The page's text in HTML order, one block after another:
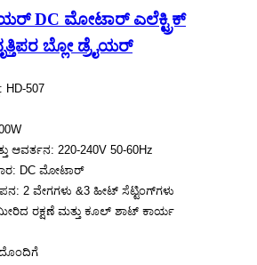
DC ಮೋಟಾರ್ ಎಲೆಕ್ಟ್ರಿಕ್
ಬ್ಲೋ ಡ್ರೈಯರ್
507
ಆವರ್ತನ: 220-240V 50-60Hz
DC ಮೋಟಾರ್
2 ವೇಗಗಳು &3 ಹೀಟ್ ಸೆಟ್ಟಿಂಗ್‌ಗಳು
ರಕ್ಷಣೆ ಮತ್ತು ಕೂಲ್ ಶಾಟ್ ಕಾರ್ಯ